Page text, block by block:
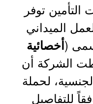
توفر
الميداني
(أخصائية
الشركة أن
لحملة
للتفاصيل